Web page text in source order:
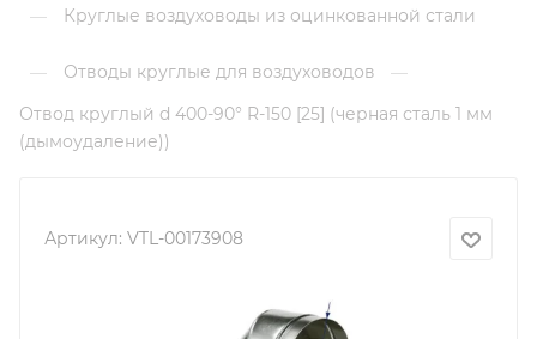
— Круглые воздуховоды из оцинкованной стали
— Отводы круглые для воздуховодов
—
Отвод круглый d 400-90° R-150 [25] (черная сталь 1 мм
(дымоудаление))
Артикул: VTL-00173908